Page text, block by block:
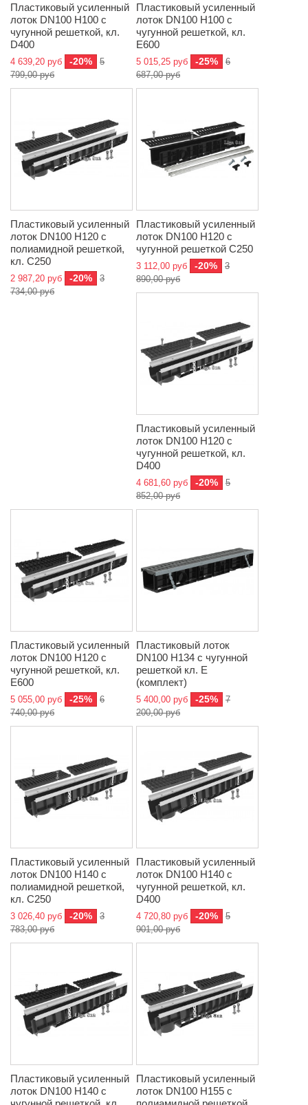
Пластиковый усиленный
лоток DN100 H100 с
чугунной решеткой, кл.
D400
4 639,20 руб -20%
5
799,00 руб
Пластиковый усиленный
лоток DN100 H100 с
чугунной решеткой, кл.
E600
5 015,25 руб -25%
6
687,00 руб
Пластиковый усиленный
лоток DN100 H120 с
полиамидной решеткой,
кл. C250
2 987,20 руб -20%
3
734,00 руб
Пластиковый усиленный
лоток DN100 H120 с
чугунной решеткой C250
3 112,00 руб -20%
3
890,00 руб
Пластиковый усиленный
лоток DN100 H120 с
чугунной решеткой, кл.
D400
4 681,60 руб -20%
5
852,00 руб
Пластиковый усиленный
лоток DN100 H120 с
чугунной решеткой, кл.
E600
5 055,00 руб -25%
6
740,00 руб
Пластиковый лоток
DN100 H134 с чугунной
решеткой кл. Е
(комплект)
5 400,00 руб -25%
7
200,00 руб
Пластиковый усиленный
лоток DN100 H140 с
полиамидной решеткой,
кл. C250
3 026,40 руб -20%
3
783,00 руб
Пластиковый усиленный
лоток DN100 H140 с
чугунной решеткой, кл.
D400
4 720,80 руб -20%
5
901,00 руб
Пластиковый усиленный
лоток DN100 H140 с
Пластиковый усиленный
лоток DN100 H155 с